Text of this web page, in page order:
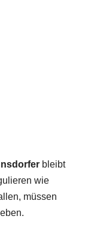
bleibt
wie
müssen